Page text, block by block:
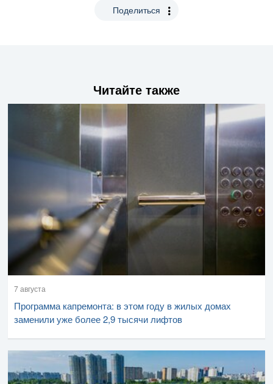
Поделиться
Читайте также
7 августа
Программа капремонта: в этом году в жилых домах
заменили уже более 2,9 тысячи лифтов